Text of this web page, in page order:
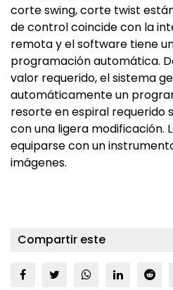
corte swing, corte twist
de control coincide con la
remota y el software tiene
programación automática.
valor requerido, el sistema
automáticamente un
resorte en espiral requerido
con una ligera modificación.
equiparse con un
imágenes.
Compartir este